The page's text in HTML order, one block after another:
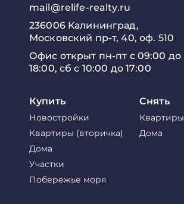
mail@relife-realty.ru
236006 Калининград,
Московский пр-т, 40, оф. 510
Офис открыт пн-пт с 09:00 до
18:00, сб с 10:00 до 17:00
Купить
Новостройки
Квартиры (вторичка)
Дома
Участки
Побережье моря
Снять
Квартиры
Дома